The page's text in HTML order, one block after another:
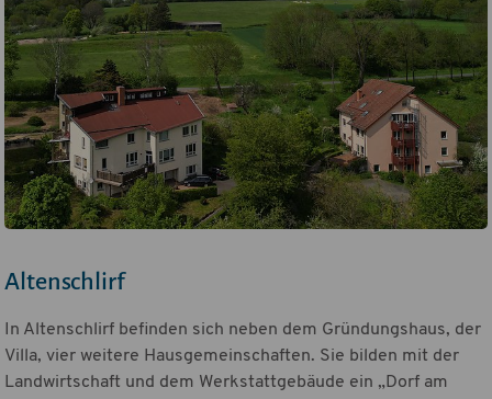
Altenschlirf
In Altenschlirf befinden sich neben dem Gründungshaus, der
Villa, vier weitere Hausgemeinschaften. Sie bilden mit der
Landwirtschaft und dem Werkstattgebäude ein „Dorf am